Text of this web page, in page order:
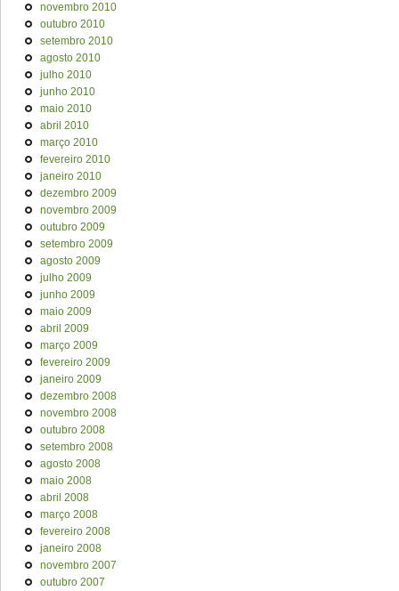
novembro 2010
outubro 2010
setembro 2010
agosto 2010
julho 2010
junho 2010
maio 2010
abril 2010
março 2010
fevereiro 2010
janeiro 2010
dezembro 2009
novembro 2009
outubro 2009
setembro 2009
agosto 2009
julho 2009
junho 2009
maio 2009
abril 2009
março 2009
fevereiro 2009
janeiro 2009
dezembro 2008
novembro 2008
outubro 2008
setembro 2008
agosto 2008
maio 2008
abril 2008
março 2008
fevereiro 2008
janeiro 2008
novembro 2007
outubro 2007